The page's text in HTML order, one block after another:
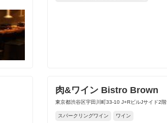
肉&ワイン Bistro Brown
東京都渋谷区宇田川町33-10 J+RビルJサイド2階
スパークリングワイン ワイン